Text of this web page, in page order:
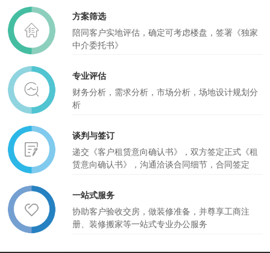
方案筛选
陪同客户实地评估，确定可考虑楼盘，签署《独家
中介委托书》
专业评估
财务分析，需求分析，市场分析，场地设计规划分
析
谈判与签订
递交《客户租赁意向确认书》，双方签定正式《租
赁意向确认书》，沟通洽谈合同细节，合同签定
一站式服务
协助客户验收交房，做装修准备，并尊享工商注
册、装修搬家等一站式专业办公服务